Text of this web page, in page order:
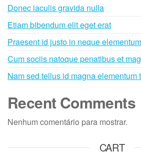
Donec iaculis gravida nulla
Etiam bibendum elit eget erat
Praesent id justo in neque
Cum sociis natoque penatibus et
Nam sed tellus id magna elementum
Recent Comments
Nenhum comentário para mostrar.
CART